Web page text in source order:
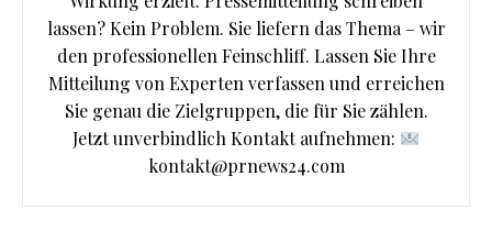
lassen? Kein Problem. Sie liefern das Thema – wir
den professionellen Feinschliff. Lassen Sie Ihre
Mitteilung von Experten verfassen und erreichen
Sie genau die Zielgruppen, die für Sie zählen.
Jetzt unverbindlich Kontakt aufnehmen:
kontakt@prnews24.com